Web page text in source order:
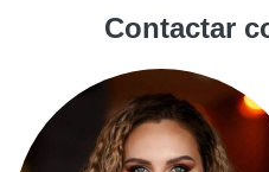
Contactar